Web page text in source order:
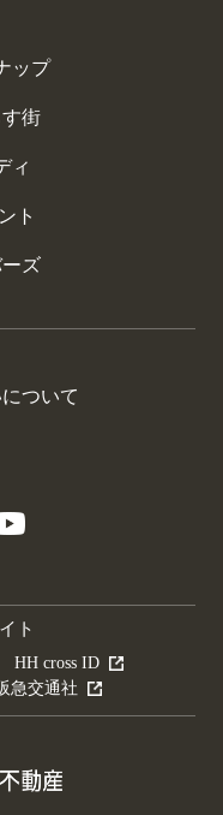
ップ
街
ィ
ト
ズ
ついて
ト
HH cross ID
急交通社